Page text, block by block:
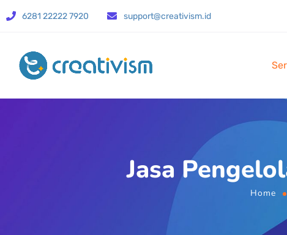
6281 22222 7920 support@creativism.id
Jasa
Home